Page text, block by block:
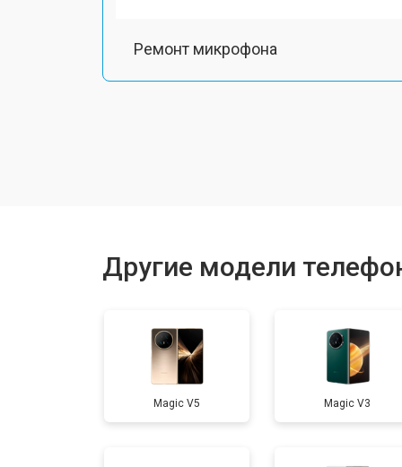
Ремонт микрофона
Замена задней крышки
Замена дисплея (экрана)
Другие модели
Magic V5 Magic V3